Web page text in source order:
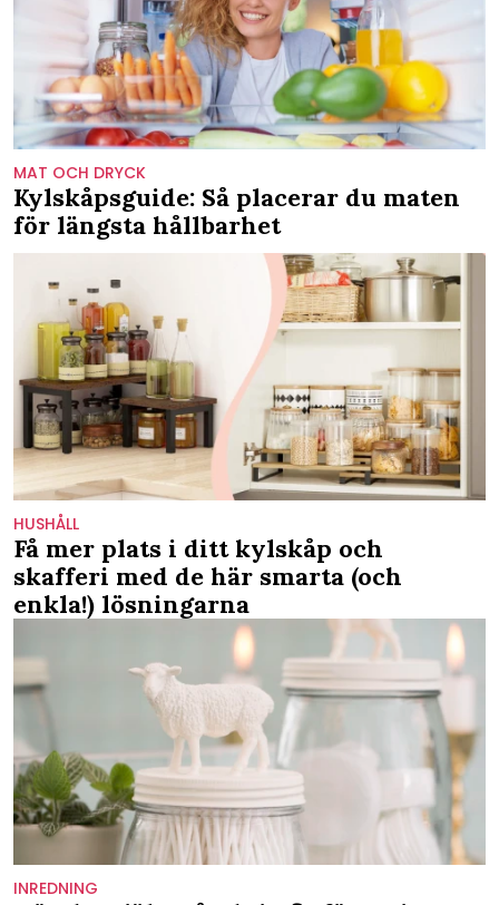
MAT OCH DRYCK
Kylskåpsguide: Så placerar du maten
för längsta hållbarhet
HUSHÅLL
Få mer plats i ditt kylskåp och
skafferi med de här smarta (och
enkla!) lösningarna
INREDNING